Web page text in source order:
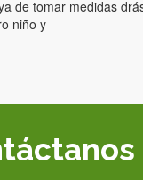
de tomar medidas
niño y